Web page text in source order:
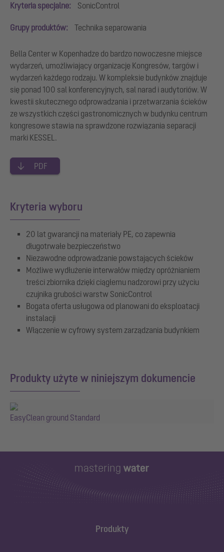
Kryteria specjalne: SonicControl
Grupy produktów: Technika separowania
Bella Center w Kopenhadze do bardzo nowoczesne miejsce
wydarzeń, umożliwiający organizację Kongresów, targów i
wydarzeń każdego rodzaju. W kompleksie budynków znajduje
się ponad 100 sal konferencyjnych, sal narad i audytoriów. W
kwestii skutecznego odprowadzania i przetwarzania ścieków
ze wszystkich części gastronomicznych w budynku centrum
kongresowe stawia na sprawdzone rozwiązania separacji
marki KESSEL.
PDF
Kryteria wyboru
20 lat gwarancji na materiały PE, co zapewnia
długotrwałe bezpieczeństwo
Niezawodne odprowadzanie powstających ścieków
Możliwe wydłużenie interwałów między opróżnianiem
treści zbiornika dzięki ciągłemu nadzorowi przy użyciu
czujnika grubości warstw SonicControl
Bogata oferta usługowa od planowani do eksploatacji
instalacji
Włączenie w cyfrowy system zarządzania budynkiem
Produkty użyte w niniejszym dokumencie
EasyClean ground Standard
Produkty